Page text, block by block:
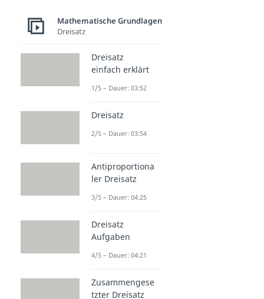
Mathematische Grundlagen
Dreisatz
Dreisatz
einfach erklärt
1/5 – Dauer: 03:52
Dreisatz
2/5 – Dauer: 03:54
Antiproportiona
ler Dreisatz
3/5 – Dauer: 04:25
Dreisatz
Aufgaben
4/5 – Dauer: 04:21
Zusammengese
tzter Dreisatz